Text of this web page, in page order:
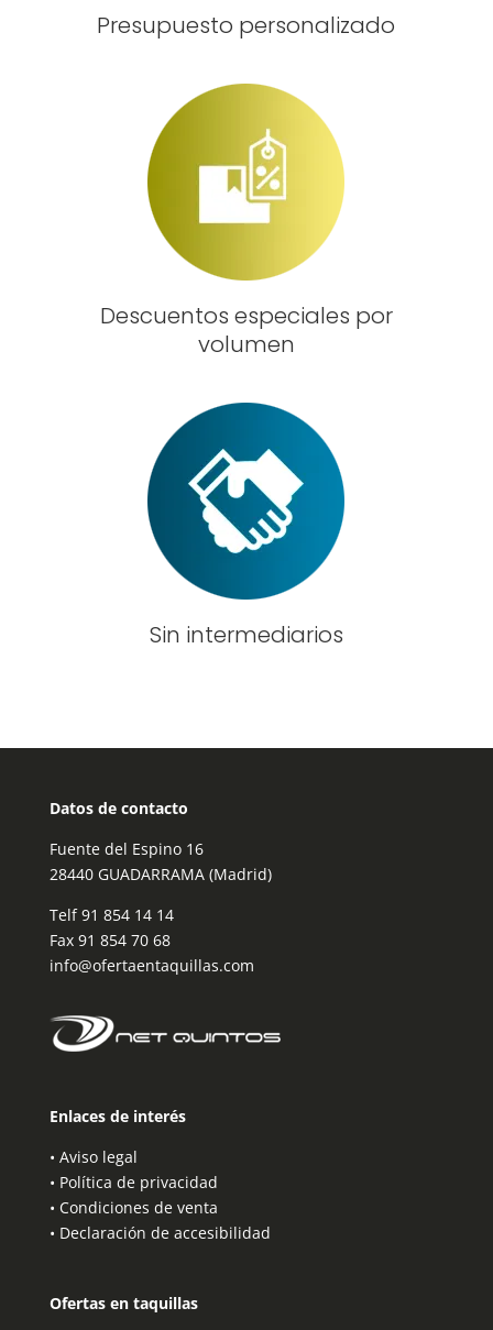
Presupuesto personalizado
Descuentos especiales por
volumen
Sin intermediarios
Datos de contacto
Fuente del Espino 16
28440 GUADARRAMA (Madrid)
Telf91 854 14 14
Fax 91 854 70 68
info@ofertaentaquillas.com
Enlaces de interés
• Aviso legal
• Política de privacidad
• Condiciones de venta
• Declaración de accesibilidad
Ofertas en taquillas